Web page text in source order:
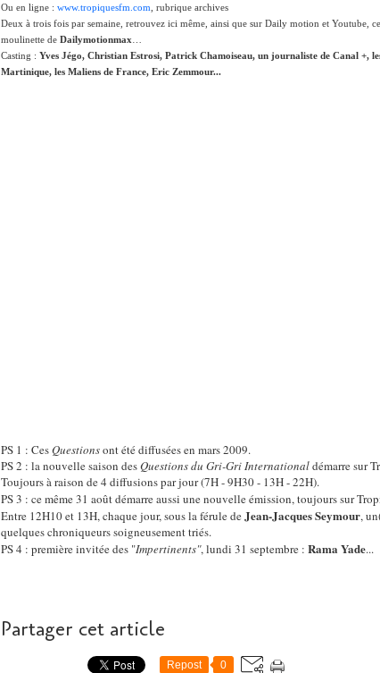
Ou en ligne : www.tropiquesfm.com , rubrique archives
Deux à trois fois par semaine, retrouvez ici même, ainsi que sur Daily motion et Youtube,
moulinette de Dailymotionmax
Casting : Yves Jégo, Christian Estrosi, Patrick Chamoiseau, un journaliste de Canal +,
Martinique, les Maliens de France, Eric Zemmour...
PS 1 : CesQuestionsont été diffusées en mars 2009.
PS 2 : la nouvelle saison desQuestions du Gri-Gri Internationaldémarre sur
Toujours à raison de 4 diffusions par jour (7H - 9H30 - 13H - 22H).
PS 3 : ce même 31 août démarre aussi une nouvelle émission, toujours sur
Entre 12H10 et 13H, chaque jour, sous la férule deJean-Jacques Seymour,
quelques chroniqueurs soigneusement triés.
PS 4 : première invitée des "Impertinents", lundi 31 septembre : Rama Yade...
Partager cet article
Repost 0